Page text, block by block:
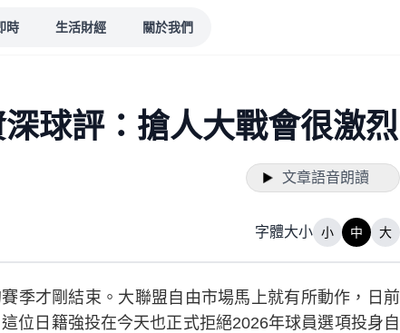
時 生活財經 關於我們
球評：搶人大戰會很激烈
文章語音朗讀
字體大小 小 中 大
季才剛結束。大聯盟自由市場馬上就有所動作，日前
位日籍強投在今天也正式拒絕2026年球員選項投身自